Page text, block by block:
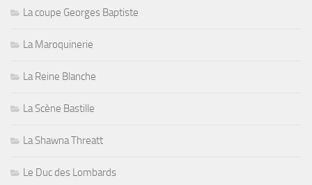
La coupe Georges Baptiste
La Maroquinerie
La Reine Blanche
La Scène Bastille
La Shawna Threatt
Le Duc des Lombards